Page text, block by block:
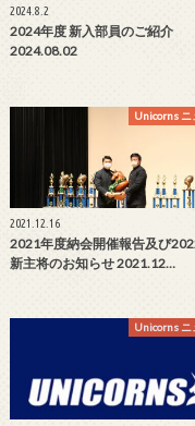
2024.8.2
2024年度 新入部員のご紹介
2024.08.02
Unicorns ニ
2021.12.16
2021年度納会開催報告及び
新主将のお知らせ 2021.12…
Unicorns ニ